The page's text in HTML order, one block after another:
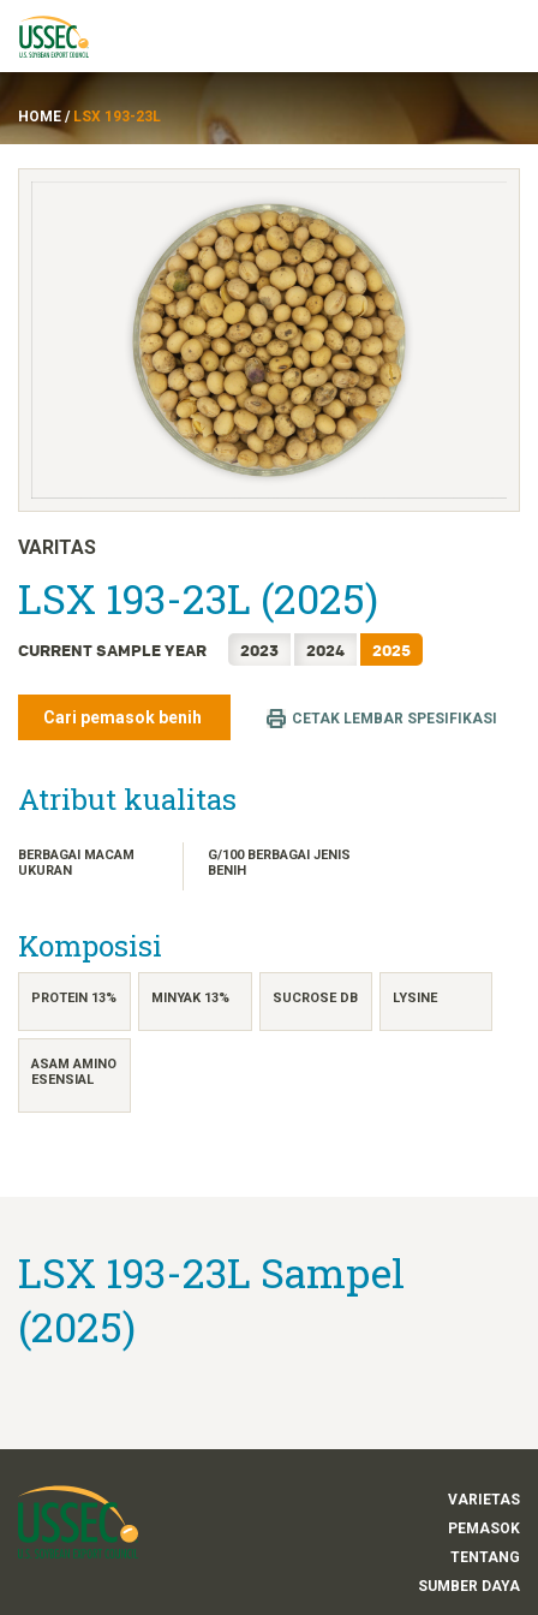
ENGLISH
FRANÇAIS
한국어
简体中文
ไทย
HOME / LSX 193-23L
VARITAS
LSX 193-23L (2025)
CURRENT SAMPLE YEAR 2023 2024 2025
Cari pemasok benih CETAK LEMBAR SPESIFIKASI
Atribut kualitas
BERBAGAI MACAM
UKURAN
G/100 BERBAGAI JENIS
BENIH
Komposisi
PROTEIN 13% MINYAK 13% SUCROSE DB LYSINE
ASAM AMINO
ESENSIAL
LSX 193-23L Sampel
(2025)
VARIETAS
PEMASOK
TENTANG
SUMBER DAYA